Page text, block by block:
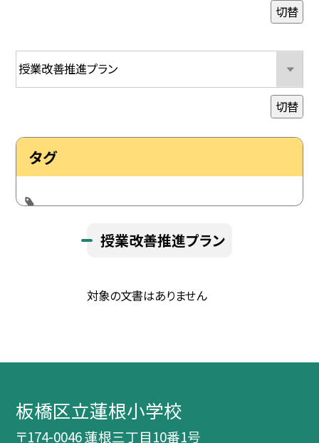
切替
切替
タグ
授業改善推進プラン
対象の文書はありません
板橋区立蓮根小学校
〒174-0046 蓮根三丁目10番1号